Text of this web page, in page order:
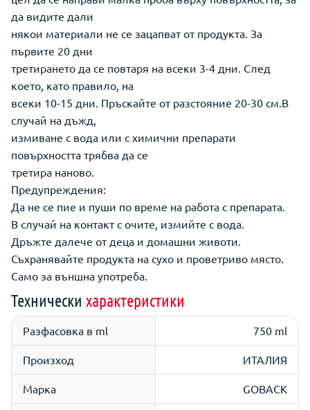
да видите дали
някои материали не се зацапват от продукта. За
първите 20 дни
третирането да се повтаря на всеки 3-4 дни. След
което, като правило, на
всеки 10-15 дни. Пръскайте от разстояние 20-30 см.В
случай на дъжд,
измиване с вода или с химични препарати
повърхността трябва да се
третира наново.
Предупреждения:
Да не се пие и пуши по време на работа с препарата.
В случай на контакт с очите, измийте с вода.
Дръжте далече от деца и домашни животи.
Съхранявайте продукта на сухо и проветриво място.
Само за външна употреба.
Технически характеристики
Разфасовка в ml 750 ml
Произход ИТАЛИЯ
Марка GOBACK